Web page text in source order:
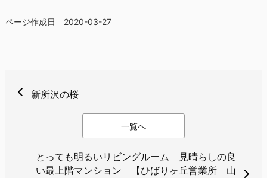
ページ作成日 2020-03-27
新所沢の桜
一覧へ
とっても明るいリビングルーム 見晴らしの良
い最上階マンション 【ひばりヶ丘営業所 山